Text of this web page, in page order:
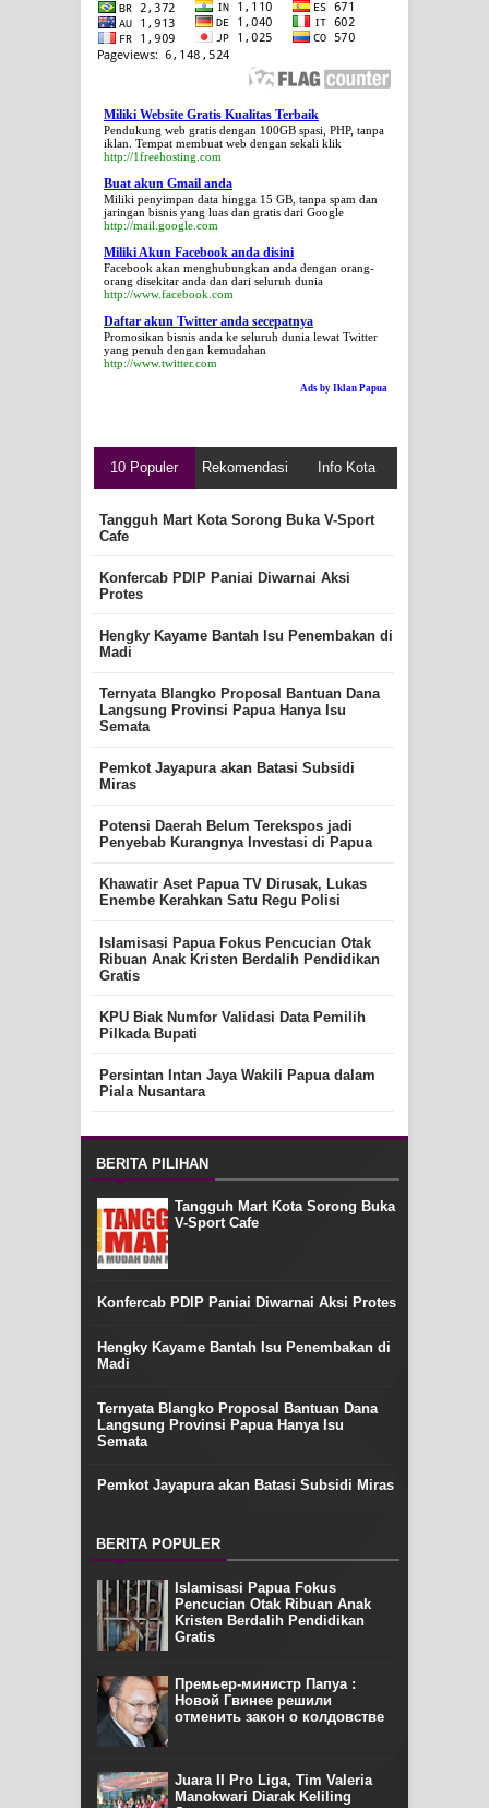
Miliki Website Gratis Kualitas Terbaik
Pendukung web gratis dengan 100GB spasi, PHP, tanpa
iklan. Tempat membuat web dengan sekali klik
http://1freehosting.com
Buat akun Gmail anda
Miliki penyimpan data hingga 15 GB, tanpa spam dan
jaringan bisnis yang luas dan gratis dari Google
http://mail.google.com
Miliki Akun Facebook anda disini
Facebook akan menghubungkan anda dengan orang-
orang disekitar anda dan dari seluruh dunia
http://www.facebook.com
Daftar akun Twitter anda secepatnya
Promosikan bisnis anda ke seluruh dunia lewat Twitter
yang penuh dengan kemudahan
http://www.twitter.com
Ads by Iklan Papua
10 Populer Rekomendasi Info Kota
Tangguh Mart Kota Sorong Buka V-Sport
Cafe
Konfercab PDIP Paniai Diwarnai Aksi
Protes
Hengky Kayame Bantah Isu Penembakan di
Madi
Ternyata Blangko Proposal Bantuan Dana
Langsung Provinsi Papua Hanya Isu
Semata
Pemkot Jayapura akan Batasi Subsidi
Miras
Potensi Daerah Belum Terekspos jadi
Penyebab Kurangnya Investasi di Papua
Khawatir Aset Papua TV Dirusak, Lukas
Enembe Kerahkan Satu Regu Polisi
Islamisasi Papua Fokus Pencucian Otak
Ribuan Anak Kristen Berdalih Pendidikan
Gratis
KPU Biak Numfor Validasi Data Pemilih
Pilkada Bupati
Persintan Intan Jaya Wakili Papua dalam
Piala Nusantara
BERITA PILIHAN
Tangguh Mart Kota Sorong Buka
V-Sport Cafe
Konfercab PDIP Paniai Diwarnai Aksi Protes
Hengky Kayame Bantah Isu Penembakan di
Madi
Ternyata Blangko Proposal Bantuan Dana
Langsung Provinsi Papua Hanya Isu
Semata
Pemkot Jayapura akan Batasi Subsidi Miras
BERITA POPULER
Islamisasi Papua Fokus
Pencucian Otak Ribuan Anak
Kristen Berdalih Pendidikan
Gratis
Премьер-министр Папуа :
Новой Гвинее решили
отменить закон о колдовстве
Juara II Pro Liga, Tim Valeria
Manokwari Diarak Keliling